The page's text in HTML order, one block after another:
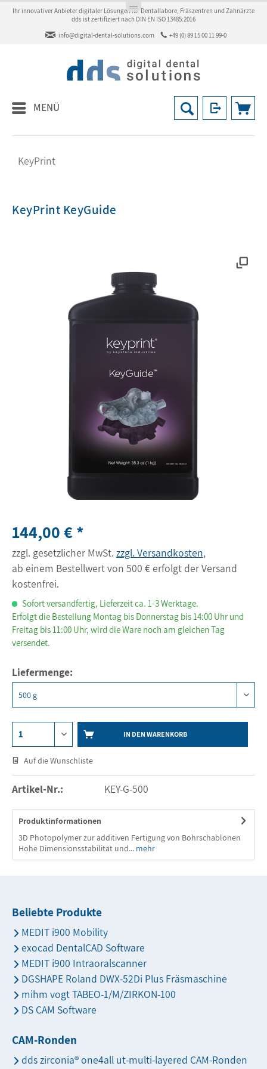
Ihr innovativer Anbieter digitaler Lösungen für Dentallabore, Fräszentren und Zahnärzte
dds ist zertifiziert nach DIN EN ISO 13485:2016
info@digital-dental-solutions.com
+49 (0) 89 15 00 11 99-0
MENÜ
KeyPrint
KeyPrint KeyGuide
144,00 € *
zzgl. gesetzlicher MwSt. zzgl. Versandkosten,
ab einem Bestellwert von 500 € erfolgt der Versand
kostenfrei.
Sofort versandfertig, Lieferzeit ca. 1-3 Werktage.
Erfolgt die Bestellung Montag bis Donnerstag bis 14:00 Uhr und
Freitag bis 11:00 Uhr, wird die Ware noch am gleichen Tag
versendet.
Liefermenge:
IN DEN WARENKORB
Auf die Wunschliste
Artikel-Nr.: KEY-G-500
Produktinformationen
3D Photopolymer zur additiven Fertigung von Bohrschablonen
Hohe Dimensionsstabilität und... mehr
Beliebte Produkte
MEDIT i900 Mobility
exocad DentalCAD Software
MEDIT i900 Intraoralscanner
DGSHAPE Roland DWX-52Di Plus Fräsmaschine
mihm vogt TABEO-1/M/ZIRKON-100
DS CAM Software
CAM-Ronden
dds zirconia® one4all ut-multi-layered CAM-Ronden